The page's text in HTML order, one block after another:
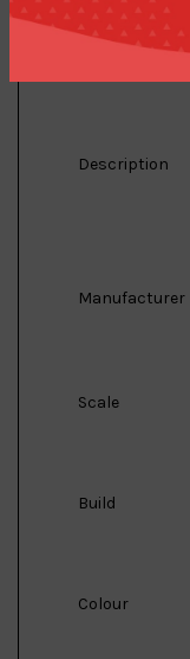
Model
Description
Manufacturer
Scale
Build
Colour